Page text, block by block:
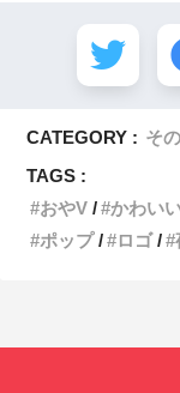
CATEGORY : そ
TAGS :
おやV
かわい
ポップ
ロゴ